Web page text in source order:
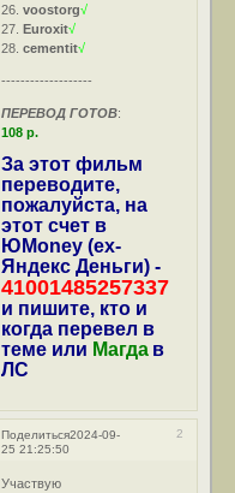
26.voostorg√
27.Euroxit√
28.cementit√
-------------------
ПЕРЕВОД ГОТОВ:
108 р.
За этот фильм
переводите,
пожалуйста, на
этот счет в
ЮMoney (ex-
Яндекс Деньги) -
41001485257337
и пишите, кто и
когда перевел в
теме или Магда в
ЛС
Поделиться 2
2024-09-
25 21:25:50
Участвую